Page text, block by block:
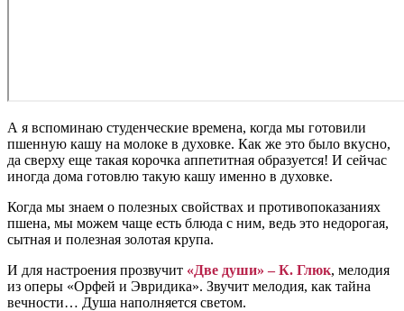
А я вспоминаю студенческие времена, когда мы готовили
пшенную кашу на молоке в духовке. Как же это было вкусно,
да сверху еще такая корочка аппетитная образуется! И сейчас
иногда дома готовлю такую кашу именно в духовке.
Когда мы знаем о полезных свойствах и противопоказаниях
пшена, мы можем чаще есть блюда с ним, ведь это недорогая,
сытная и полезная золотая крупа.
И для настроения прозвучит «Две души» – К. Глюк, мелодия
из оперы «Орфей и Эвридика». Звучит мелодия, как тайна
вечности… Душа наполняется светом.